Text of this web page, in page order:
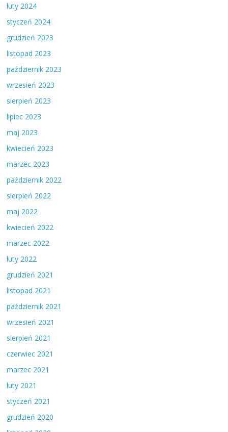
luty 2024
styczeń 2024
grudzień 2023
listopad 2023
październik 2023
wrzesień 2023
sierpień 2023
lipiec 2023
maj 2023
kwiecień 2023
marzec 2023
październik 2022
sierpień 2022
maj 2022
kwiecień 2022
marzec 2022
luty 2022
grudzień 2021
listopad 2021
październik 2021
wrzesień 2021
sierpień 2021
czerwiec 2021
marzec 2021
luty 2021
styczeń 2021
grudzień 2020